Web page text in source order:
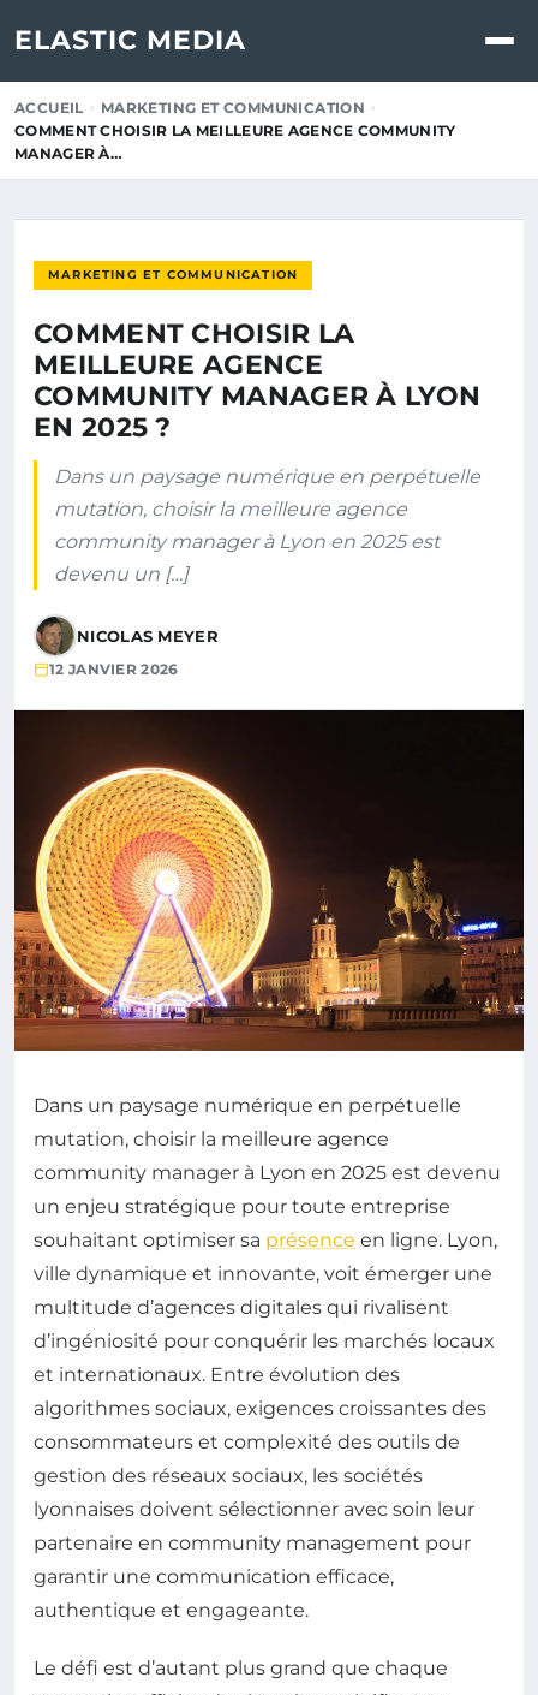
ELASTIC MEDIA
ACCUEIL
MARKETING ET COMMUNICATION
COMMENT CHOISIR LA MEILLEURE AGENCE COMMUNITY
MANAGER À…
MARKETING ET COMMUNICATION
COMMENT CHOISIR LA
MEILLEURE AGENCE
COMMUNITY MANAGER À LYON
EN 2025 ?
Dans un paysage numérique en perpétuelle
mutation, choisir la meilleure agence
community manager à Lyon en 2025 est
devenu un […]
NICOLAS MEYER
12 JANVIER 2026
Dans un paysage numérique en perpétuelle
mutation, choisir la meilleure agence
community manager à Lyon en 2025 est devenu
un enjeu stratégique pour toute entreprise
souhaitant optimiser sa présence en ligne. Lyon,
ville dynamique et innovante, voit émerger une
multitude d’agences digitales qui rivalisent
d’ingéniosité pour conquérir les marchés locaux
et internationaux. Entre évolution des
algorithmes sociaux, exigences croissantes des
consommateurs et complexité des outils de
gestion des réseaux sociaux, les sociétés
lyonnaises doivent sélectionner avec soin leur
partenaire en community management pour
garantir une communication efficace,
authentique et engageante.
Le défi est d’autant plus grand que chaque